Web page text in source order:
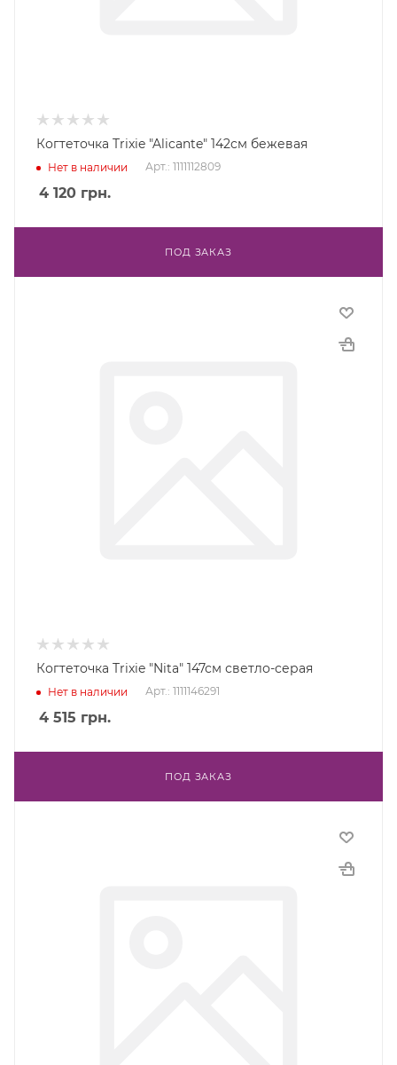
Когтеточка Trixie "Alicante" 142см бежевая
Нет в наличии Арт.: 1111112809
4 120 грн.
ПОД ЗАКАЗ
Когтеточка Trixie "Nita" 147см светло-серая
Нет в наличии Арт.: 1111146291
4 515 грн.
ПОД ЗАКАЗ